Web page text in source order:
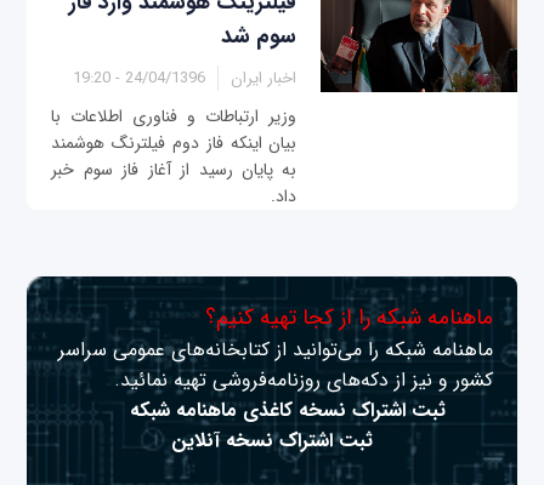
سوم شد
اخبار ایران 24/04/1396 - 19:20
وزیر ارتباطات و فناوری اطلاعات با
بیان اینکه فاز دوم فیلترنگ هوشمند
به پایان رسید از آغاز فاز سوم خبر
داد.
ماهنامه شبکه را از کجا تهیه کنیم؟
ماهنامه شبکه را می‌توانید از کتابخانه‌های عمومی سراسر
کشور و نیز از دکه‌های روزنامه‌فروشی تهیه نمائید.
ثبت اشتراک نسخه کاغذی ماهنامه شبکه
ثبت اشتراک نسخه آنلاین